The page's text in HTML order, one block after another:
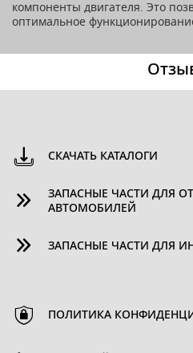
компоненты двигателя. Это
оптимальное
СКАЧАТЬ КАТАЛОГИ
ЗАПАСНЫЕ ЧАСТИ ДЛЯ
АВТОМОБИЛЕЙ
ЗАПАСНЫЕ ЧАСТИ ДЛЯ
ПОЛИТИКА